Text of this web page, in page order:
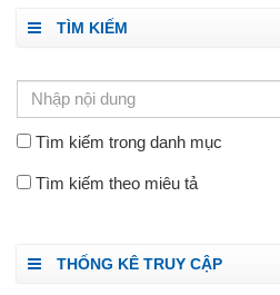
TÌM KIẾM
Tìm kiếm trong danh mục
Tìm kiếm theo miêu tả
THỐNG KÊ TRUY CẬP